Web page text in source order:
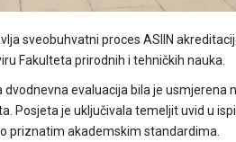
sveobuhvatni proces ASIIN
Fakulteta prirodnih i tehničkih nauka.
evaluacija bila je
Posjeta je uključivala temeljit uvid u
priznatim akademskim standardima.